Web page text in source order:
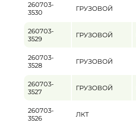
260703-
3530
ГРУЗОВОЙ
260703-
3529
ГРУЗОВОЙ
260703-
3528
ГРУЗОВОЙ
260703-
3527
ГРУЗОВОЙ
260703-
3526
ЛКТ